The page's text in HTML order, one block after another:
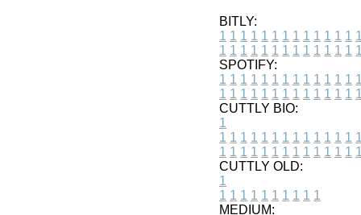
BITLY:
1 1 1 1 1 1 1 1 1 1 1 1 1 1
1 1 1 1 1 1 1 1 1 1 1 1 1 1
SPOTIFY:
1 1 1 1 1 1 1 1 1 1 1 1 1 1
1 1 1 1 1 1 1 1 1 1 1 1 1 1
CUTTLY BIO:
1
1 1 1 1 1 1 1 1 1 1 1 1 1 1
1 1 1 1 1 1 1 1 1 1 1 1 1 1
CUTTLY OLD:
1
1 1 1 1 1 1 1 1 1 1
MEDIUM: